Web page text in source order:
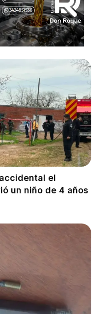
el
un niño de 4 años